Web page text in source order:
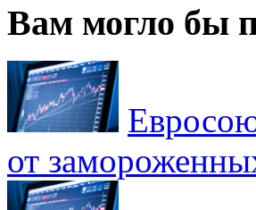
Вам могло бы
от